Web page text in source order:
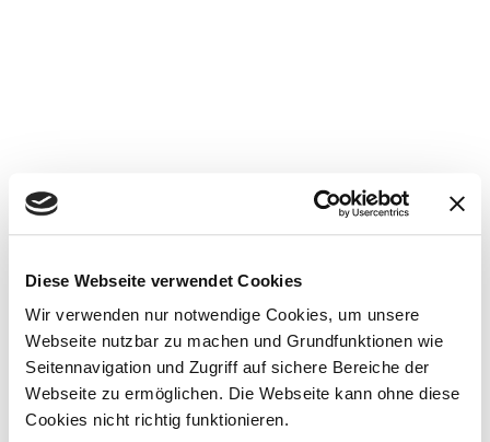
Diese Webseite verwendet Cookies
Wir verwenden nur notwendige Cookies, um unsere
Webseite nutzbar zu machen und Grundfunktionen wie
Seitennavigation und Zugriff auf sichere Bereiche der
Webseite zu ermöglichen. Die Webseite kann ohne diese
Cookies nicht richtig funktionieren.